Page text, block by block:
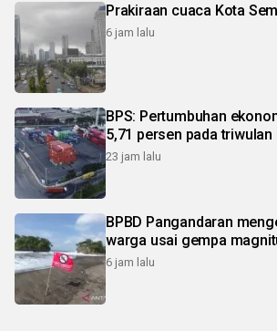
Prakiraan cuaca Kota
6 jam lalu
BPS: Pertumbuhan
5,71 persen pada triwulan
23 jam lalu
BPBD Pangandaran
warga usai gempa
6 jam lalu